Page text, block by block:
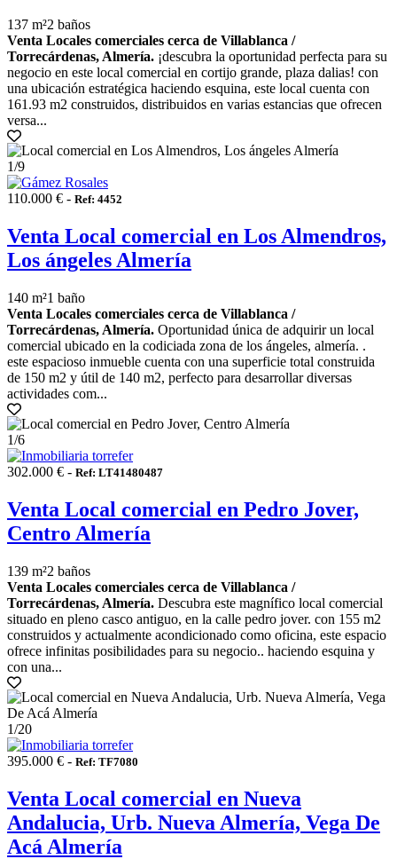
137 m²2 baños
Venta Locales comerciales cerca de Villablanca /
Torrecárdenas, Almería. ¡descubra la oportunidad perfecta para su
negocio en este local comercial en cortijo grande, plaza dalias! con
una ubicación estratégica haciendo esquina, este local cuenta con
161.93 m2 construidos, distribuidos en varias estancias que ofrecen
versa...
1/9
110.000 € - Ref: 4452
Venta Local comercial en Los Almendros,
Los ángeles Almería
140 m²1 baño
Venta Locales comerciales cerca de Villablanca /
Torrecárdenas, Almería. Oportunidad única de adquirir un local
comercial ubicado en la codiciada zona de los ángeles, almería. .
este espacioso inmueble cuenta con una superficie total construida
de 150 m2 y útil de 140 m2, perfecto para desarrollar diversas
actividades com...
1/6
302.000 € - Ref: LT41480487
Venta Local comercial en Pedro Jover,
Centro Almería
139 m²2 baños
Venta Locales comerciales cerca de Villablanca /
Torrecárdenas, Almería. Descubra este magnífico local comercial
situado en pleno casco antiguo, en la calle pedro jover. con 155 m2
construidos y actualmente acondicionado como oficina, este espacio
ofrece infinitas posibilidades para su negocio.. haciendo esquina y
con una...
1/20
395.000 € - Ref: TF7080
Venta Local comercial en Nueva
Andalucia, Urb. Nueva Almería, Vega De
Acá Almería